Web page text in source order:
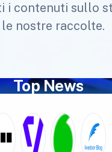
i contenuti sullo
nostre raccolte.
Top News